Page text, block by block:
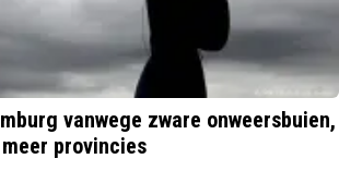
vanwege zware onweersbuien,
provincies